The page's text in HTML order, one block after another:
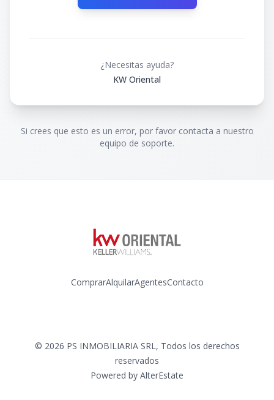
¿Necesitas ayuda?
KW Oriental
Si crees que esto es un error, por favor contacta a nuestro
equipo de soporte.
ComprarAlquilarAgentesContacto
© 2026 PS INMOBILIARIA SRL, Todos los derechos
reservados
Powered by AlterEstate